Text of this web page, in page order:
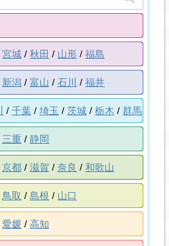
宮城 秋田 山形 福島
新潟 富山 石川 福井
千葉 埼玉 茨城 栃木 群馬
三重 静岡
京都 滋賀 奈良 和歌山
鳥取 島根 山口
愛媛 高知